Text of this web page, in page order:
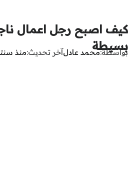
كيف اصبح رجل اعمال
بسيطة
بواسطةمحمد عادلآخر تحديث منذ